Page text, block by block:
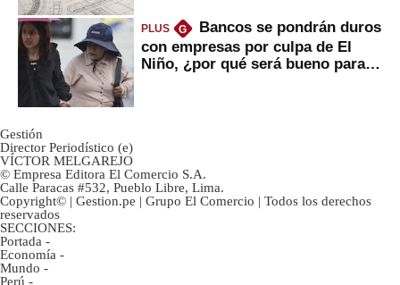
PLUS G
Bancos se pondrán duros
con empresas por culpa de El
Niño, ¿por qué será bueno para
Gestión
Director Periodístico (e)
VÍCTOR MELGAREJO
© Empresa Editora El Comercio S.A.
Calle Paracas #532, Pueblo Libre, Lima.
Copyright© | Gestion.pe | Grupo El Comercio | Todos los derechos
reservados
SECCIONES:
Portada -
Economía -
Mundo -
Perú -